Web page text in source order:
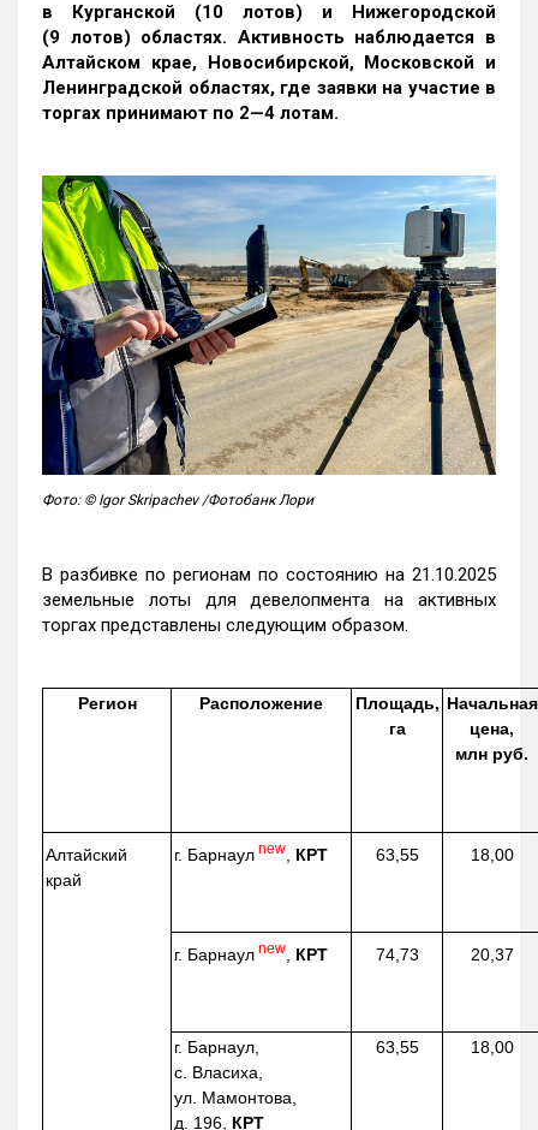
в Курганской (10 лотов) и Нижегородской
(9 лотов) областях. Активность наблюдается в
Алтайском крае, Новосибирской, Московской и
Ленинградской областях, где заявки на участие в
торгах принимают по 2—4 лотам.
Фото: © Igor Skripachev /Фотобанк Лори
В разбивке по регионам по состоянию на 21.10.2025
земельные лоты для девелопмента на активных
торгах представлены следующим образом.
Регион Расположение
Площадь,
га
Начальная
цена,
млн руб.
Алтайский
край
г. Барнаул new КРТ 63,55 18,00
г. Барнаул new КРТ 74,73 20,37
г. Барнаул,
с. Власиха,
ул. Мамонтова,
д. 196, КРТ
63,55 18,00